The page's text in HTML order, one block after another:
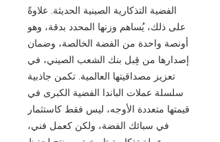
الفضية التذكارية الصينية الحديثة. علاوةً
على ذلك، يُساهم وزنها المحدد بدقة، وهو
أونصة واحدة من الفضة الخالصة، وضمان
إصدارها من قِبل بنك الشعب الصيني، في
تعزيز مصداقيتها العالمية. تكمن جاذبية
سلسلة عملات الباندا الفضية الكبرى في
قيمتها متعددة الأوجه، ليس فقط كاستثمار
في سبائك الفضة، ولكن كعمل فني،